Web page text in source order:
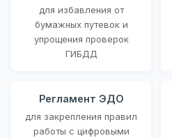
для избавления от
бумажных путевок и
упрощения проверок
ГИБДД
Регламент ЭДО
для закрепления правил
работы с цифровыми